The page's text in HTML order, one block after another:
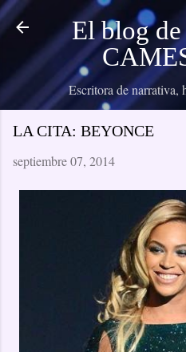
Ir al
El blog
Escritora de narrativa,
LA CITA: BEYONCE
septiembre 07, 2014